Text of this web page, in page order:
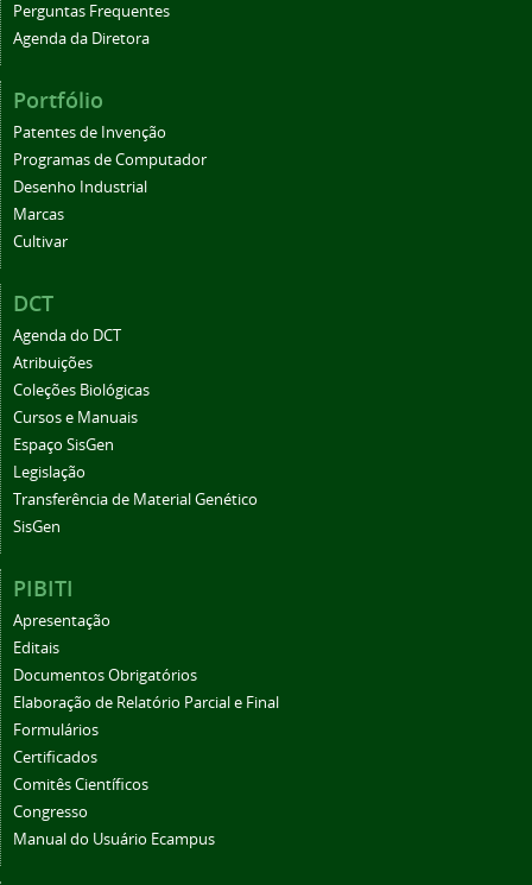
Perguntas Frequentes
Agenda da Diretora
Portfólio
Patentes de Invenção
Programas de Computador
Desenho Industrial
Marcas
Cultivar
DCT
Agenda do DCT
Atribuições
Coleções Biológicas
Cursos e Manuais
Espaço SisGen
Legislação
Transferência de Material Genético
SisGen
PIBITI
Apresentação
Editais
Documentos Obrigatórios
Elaboração de Relatório Parcial e Final
Formulários
Certificados
Comitês Científicos
Congresso
Manual do Usuário Ecampus